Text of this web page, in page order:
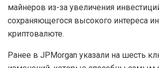
майнеров из-за увеличения
сохраняющегося высокого интереса
криптовалюте.
Ранее в JPMorgan указали на шесть